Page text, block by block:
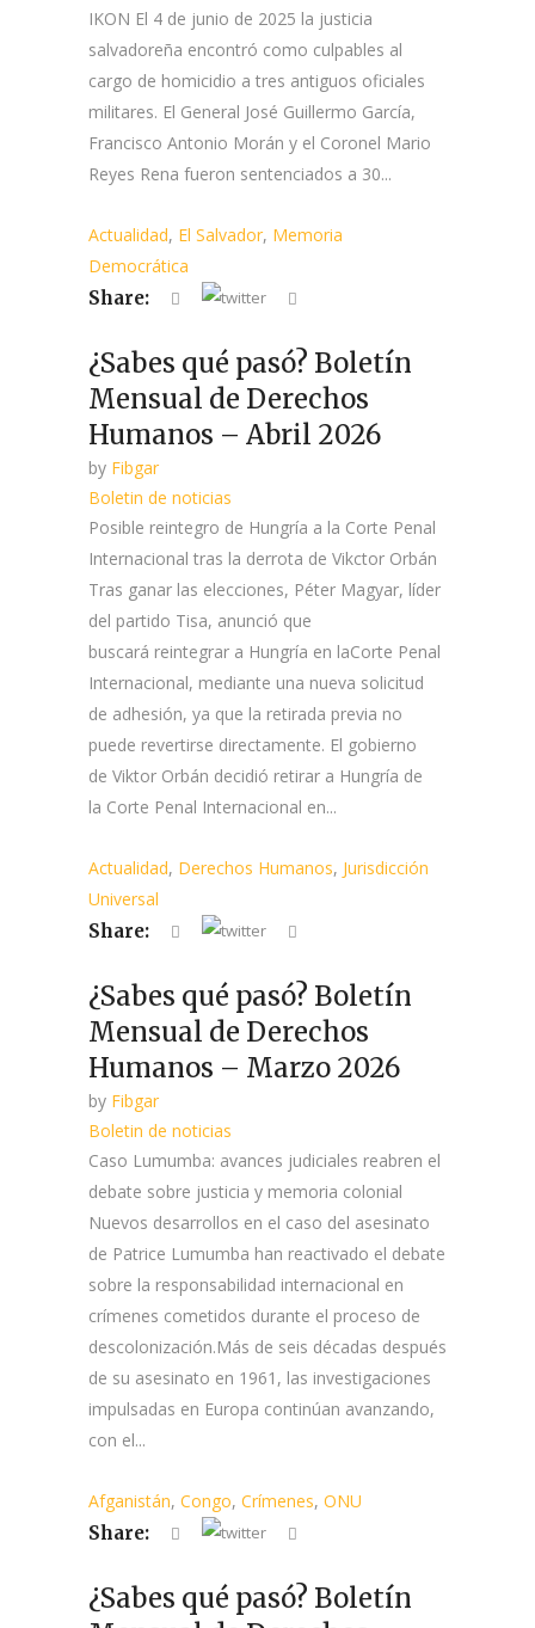
IKON El 4 de junio de 2025 la justicia
salvadoreña encontró como culpables al
cargo de homicidio a tres antiguos oficiales
militares. El General José Guillermo García,
Francisco Antonio Morán y el Coronel Mario
Reyes Rena fueron sentenciados a 30...
Actualidad, El Salvador, Memoria
Democrática
Share:
¿Sabes qué pasó? Boletín
Mensual de Derechos
Humanos – Abril 2026
by Fibgar
Boletin de noticias
Posible reintegro de Hungría a la Corte Penal
Internacional tras la derrota de Vikctor Orbán
Tras ganar las elecciones, Péter Magyar, líder
del partido Tisa, anunció que
buscará reintegrar a Hungría en laCorte Penal
Internacional, mediante una nueva solicitud
de adhesión, ya que la retirada previa no
puede revertirse directamente. El gobierno
de Viktor Orbán decidió retirar a Hungría de
la Corte Penal Internacional en...
Actualidad, Derechos Humanos, Jurisdicción
Universal
Share:
¿Sabes qué pasó? Boletín
Mensual de Derechos
Humanos – Marzo 2026
by Fibgar
Boletin de noticias
Caso Lumumba: avances judiciales reabren el
debate sobre justicia y memoria colonial
Nuevos desarrollos en el caso del asesinato
de Patrice Lumumba han reactivado el debate
sobre la responsabilidad internacional en
crímenes cometidos durante el proceso de
descolonización.Más de seis décadas después
de su asesinato en 1961, las investigaciones
impulsadas en Europa continúan avanzando,
con el...
Afganistán, Congo, Crímenes, ONU
Share:
¿Sabes qué pasó? Boletín